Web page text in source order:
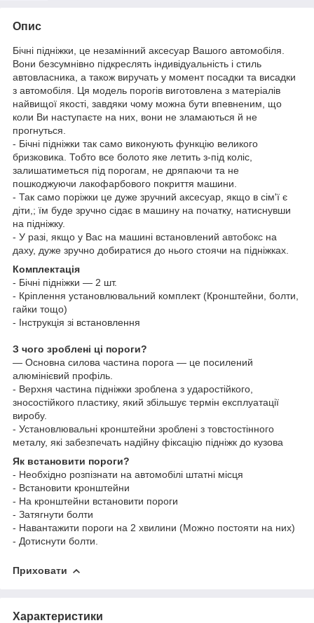
Опис
Бічні підніжки, це незамінний аксесуар Вашого автомобіля.
Вони безсумнівно підкреслять індивідуальність і стиль
автовласника, а також виручать у момент посадки та висадки
з автомобіля. Ця модель порогів виготовлена з матеріалів
найвищої якості, завдяки чому можна бути впевненим, що
коли Ви наступаєте на них, вони не зламаються й не
прогнуться.
- Бічні підніжки так само виконують функцію великого
бризковика. Тобто все болото яке летить з-під коліс,
залишатиметься під порогам, не дряпаючи та не
пошкоджуючи лакофарбового покриття машини.
- Так само поріжки це дуже зручний аксесуар, якщо в сім'ї є
діти,; їм буде зручно сідає в машину на початку, натиснувши
на підніжку.
- У разі, якщо у Вас на машині встановлений автобокс на
даху, дуже зручно добиратися до нього стоячи на підніжках.
Комплектація
- Бічні підніжки — 2 шт.
- Кріплення установлювальний комплект (Кронштейни, болти,
гайки тощо)
- Інструкція зі встановлення
З чого зроблені ці пороги?
— Основна силова частина порога — це посилений
алюмінієвий профіль.
- Верхня частина підніжки зроблена з ударостійкого,
зносостійкого пластику, який збільшує термін експлуатації
виробу.
- Установлювальні кронштейни зроблені з товстостінного
металу, які забезпечать надійну фіксацію підніжк до кузова
Як встановити пороги?
- Необхідно розпізнати на автомобілі штатні місця
- Встановити кронштейни
- На кронштейни встановити пороги
- Затягнути болти
- Навантажити пороги на 2 хвилини (Можно постояти на них)
- Дотиснути болти.
Приховати
Характеристики